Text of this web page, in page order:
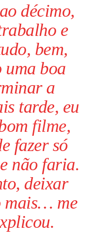
décimo,
e
bem,
uma boa
a
tarde, eu
filme,
fazer só
não faria.
deixar
mais… me